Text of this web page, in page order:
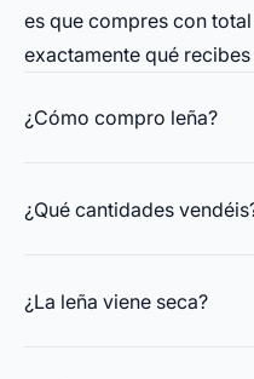
es que compres con
exactamente qué
¿Cómo compro leña?
¿Qué cantidades
¿La leña viene seca?